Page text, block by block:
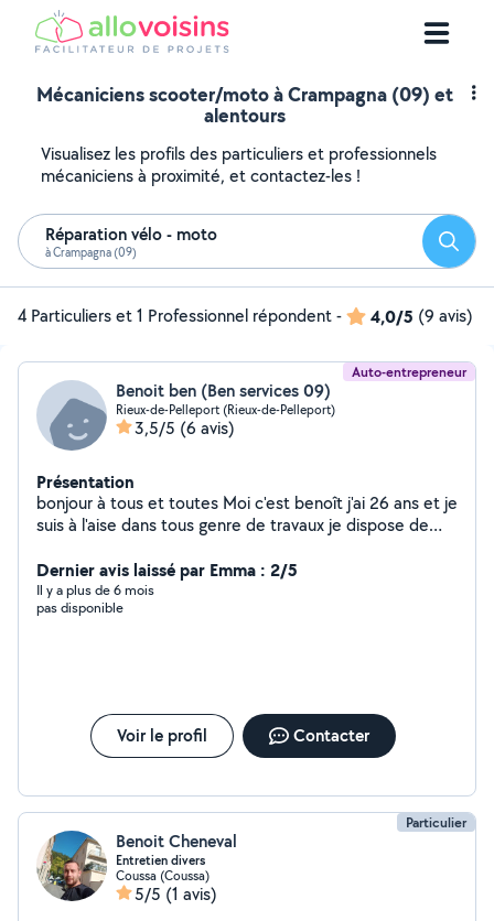
Mécaniciens scooter/moto à Crampagna (09) et
alentours
Visualisez les profils des particuliers et professionnels
mécaniciens à proximité, et contactez-les !
Réparation vélo - moto
à Crampagna (09)
4 Particuliers et 1 Professionnel répondent- 4,0/5 (9 avis)
Auto-entrepreneur
Benoit ben (Ben services 09)
Rieux-de-Pelleport (Rieux-de-Pelleport)
3,5/5 (6 avis)
Présentation
bonjour à tous et toutes Moi c'est benoît j'ai 26 ans et je
suis à l'aise dans tous genre de travaux je dispose de
outillage de bricolage je suis équipé
Dernier avis laissé par Emma : 2/5
Il y a plus de 6 mois
pas disponible
Voir le profil Contacter
Particulier
Benoit Cheneval
Entretien divers
Coussa (Coussa)
5/5 (1 avis)